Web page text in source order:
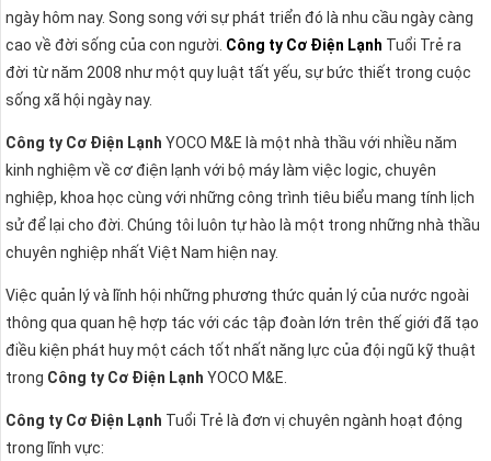
ngày hôm nay. Song song với sự phát triển đó là nhu cầu ngày càng
cao về đời sống của con người. Công ty Cơ Điện Lạnh Tuổi Trẻ ra
đời từ năm 2008 như một quy luật tất yếu, sự bức thiết trong cuộc
sống xã hội ngày nay.
Công ty Cơ Điện Lạnh YOCO M&E là một nhà thầu với nhiều năm
kinh nghiệm về cơ điện lạnh với bộ máy làm việc logic, chuyên
nghiệp, khoa học cùng với những công trình tiêu biểu mang tính lịch
sử để lại cho đời. Chúng tôi luôn tự hào là một trong những nhà thầu
chuyên nghiệp nhất Việt Nam hiện nay.
Việc quản lý và lĩnh hội những phương thức quản lý của nước ngoài
thông qua quan hệ hợp tác với các tập đoàn lớn trên thế giới đã tạo
điều kiện phát huy một cách tốt nhất năng lực của đội ngũ kỹ thuật
trong Công ty Cơ Điện Lạnh YOCO M&E.
Công ty Cơ Điện Lạnh Tuổi Trẻ là đơn vị chuyên ngành hoạt động
trong lĩnh vực: